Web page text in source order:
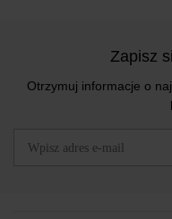
Zapisz
Otrzymuj informacje o